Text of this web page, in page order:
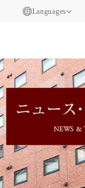
Languages